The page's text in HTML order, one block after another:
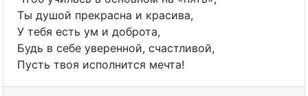
Ты душой прекрасна и красива,
У тебя есть ум и доброта,
Будь в себе уверенной, счастливой,
Пусть твоя исполнится мечта!